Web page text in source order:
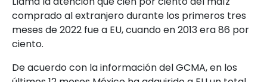
comprado al extranjero durante los primeros tres
meses de 2022 fue a EU, cuando en 2013 era 86 por
ciento.
De acuerdo con la información del GCMA, en los